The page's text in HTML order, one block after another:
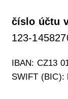
číslo účtu
123-
IBAN: CZ13
SWIFT (BIC):